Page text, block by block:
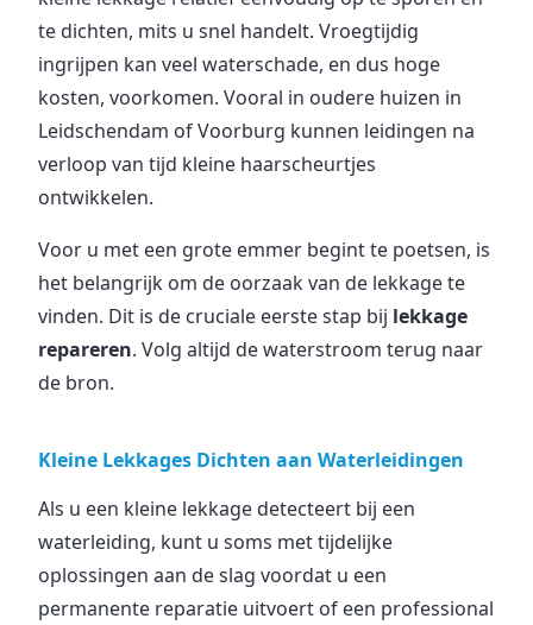
te dichten, mits u snel handelt. Vroegtijdig
ingrijpen kan veel waterschade, en dus hoge
kosten, voorkomen. Vooral in oudere huizen in
Leidschendam of Voorburg kunnen leidingen na
verloop van tijd kleine haarscheurtjes
ontwikkelen.
Voor u met een grote emmer begint te poetsen, is
het belangrijk om de oorzaak van de lekkage te
vinden. Dit is de cruciale eerste stap bij lekkage
repareren. Volg altijd de waterstroom terug naar
de bron.
Kleine Lekkages Dichten aan Waterleidingen
Als u een kleine lekkage detecteert bij een
waterleiding, kunt u soms met tijdelijke
oplossingen aan de slag voordat u een
permanente reparatie uitvoert of een professional